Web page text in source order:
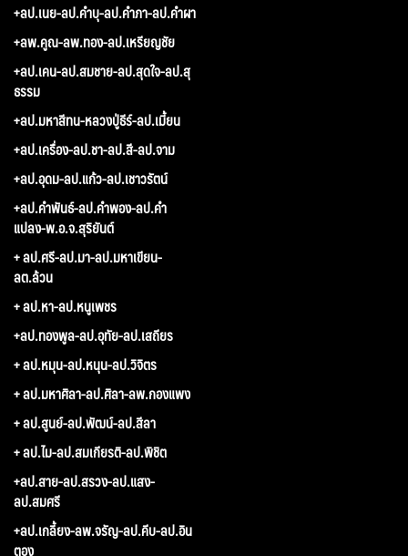
+ลป.เนย-ลป.คำบุ-ลป.คำภา-ลป.คำผา
+ลพ.คูณ-ลพ.ทอง-ลป.เหรียญชัย
+ลป.เคน-ลป.สมชาย-ลป.สุดใจ-ลป.สุ
ธรรม
+ลป.มหาสีทน-หลวงปู่ธีร์-ลป.เมี้ยน
+ลป.เครื่อง-ลป.ชา-ลป.สี-ลป.จาม
+ลป.อุดม-ลป.แก้ว-ลป.เชาวรัตน์
+ลป.คำพันธ์-ลป.คำพอง-ลป.คำ
แปลง-พ.อ.จ.สุริยันต์
+ ลป.ศรี-ลป.มา-ลป.มหาเขียน-
ลต.ล้วน
+ ลป.หา-ลป.หนูเพชร
+ลป.ทองพูล-ลป.อุทัย-ลป.เสถียร
+ ลป.หมุน-ลป.หนุน-ลป.วิจิตร
+ ลป.มหาศิลา-ลป.ศิลา-ลพ.กองแพง
+ ลป.สูนย์-ลป.พัฒน์-ลป.สีลา
+ ลป.ไม-ลป.สมเกียรติ-ลป.พิชิต
+ลป.สาย-ลป.สรวง-ลป.แสง-
ลป.สมศรี
+ลป.เกลี้ยง-ลพ.จรัญ-ลป.คีบ-ลป.อิน
ตอง